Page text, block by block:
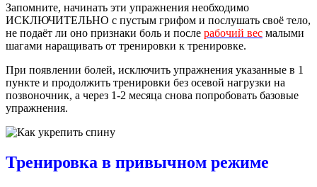
Запомните, начинать эти упражнения необходимо
ИСКЛЮЧИТЕЛЬНО с пустым грифом и послушать своё тело,
не подаёт ли оно признаки боль и после рабочий вес малыми
шагами наращивать от тренировки к тренировке.
При появлении болей, исключить упражнения указанные в 1
пункте и продолжить тренировки без осевой нагрузки на
позвоночник, а через 1-2 месяца снова попробовать базовые
упражнения.
Тренировка в привычном режиме